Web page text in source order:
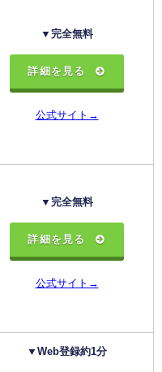
▼完全無料
詳細を見る
公式サイト→
▼完全無料
詳細を見る
公式サイト→
▼Web登録約1分